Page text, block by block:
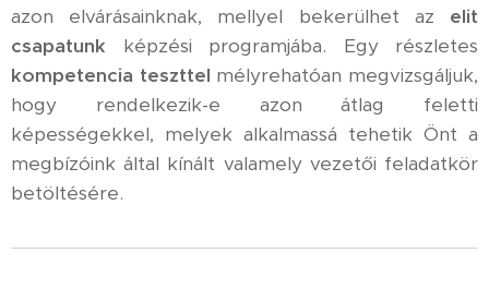
azon elvárásainknak, mellyel bekerülhet az elit
csapatunk képzési programjába. Egy részletes
kompetencia teszttel mélyrehatóan megvizsgáljuk,
hogy rendelkezik-e azon átlag feletti
képességekkel, melyek alkalmassá tehetik Önt a
megbízóink által kínált valamely vezetői feladatkör
betöltésére.